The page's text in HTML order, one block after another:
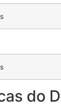
do